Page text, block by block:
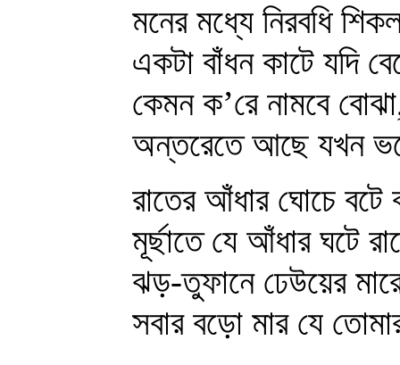
মনের মধ্যে নিরবধি
একটা বাঁধন কাটে যদি
কেমন ক’রে নামবে
অন্তরেতে আছে যখন
রাতের আঁধার ঘোচে
মূর্ছাতে যে আঁধার ঘটে
ঝড়-তুফানে ঢেউয়ের
সবার বড়ো মার যে